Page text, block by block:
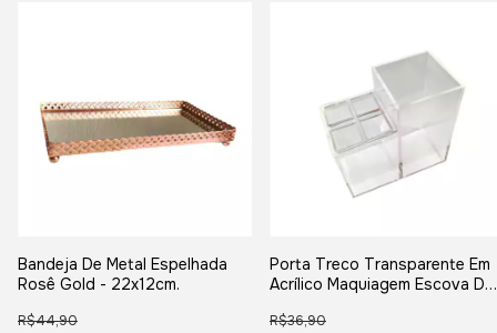
Bandeja De Metal Espelhada
Rosê Gold - 22x12cm.
R$44,90
Porta Treco Transparente Em
Acrílico Maquiagem Escova De
R$36,90